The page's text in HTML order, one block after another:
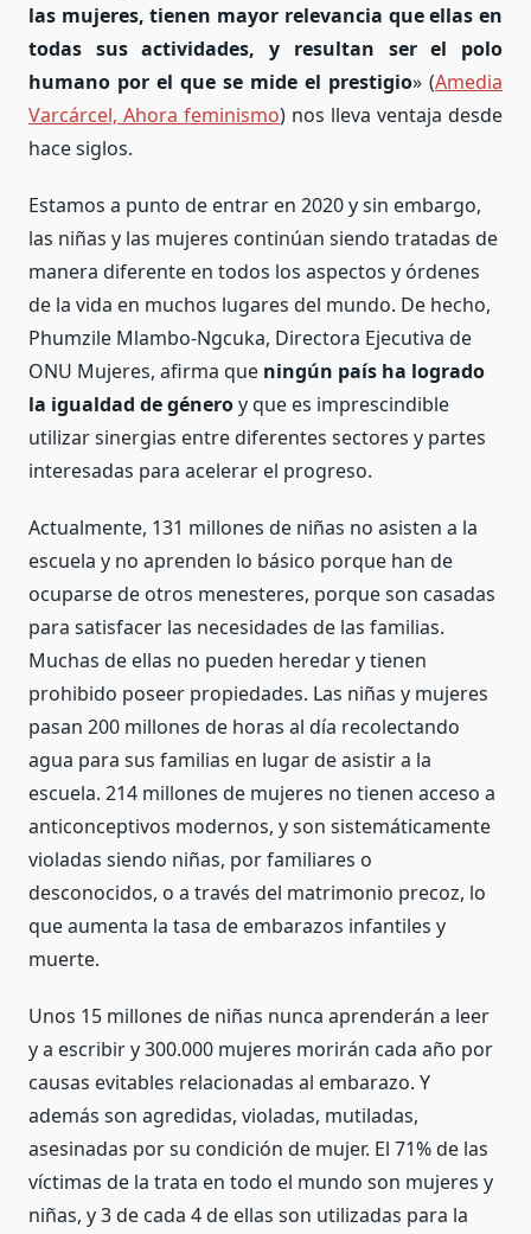
las mujeres, tienen mayor relevancia que ellas en
todas sus actividades, y resultan ser el polo
humano por el que se mide el prestigio» (Amedia
Varcárcel, Ahora feminismo) nos lleva ventaja desde
hace siglos.
Estamos a punto de entrar en 2020 y sin embargo,
las niñas y las mujeres continúan siendo tratadas de
manera diferente en todos los aspectos y órdenes
de la vida en muchos lugares del mundo. De hecho,
Phumzile Mlambo-Ngcuka, Directora Ejecutiva de
ONU Mujeres, afirma que ningún país ha logrado
la igualdad de géneroy que es imprescindible
utilizar sinergias entre diferentes sectores y partes
interesadas para acelerar el progreso.
Actualmente, 131 millones de niñas no asisten a la
escuela y no aprenden lo básico porque han de
ocuparse de otros menesteres, porque son casadas
para satisfacer las necesidades de las familias.
Muchas de ellas no pueden heredar y tienen
prohibido poseer propiedades. Las niñas y mujeres
pasan 200 millones de horas al día recolectando
agua para sus familias en lugar de asistir a la
escuela. 214 millones de mujeres no tienen acceso a
anticonceptivos modernos, y son sistemáticamente
violadas siendo niñas, por familiares o
desconocidos, o a través del matrimonio precoz, lo
que aumenta la tasa de embarazos infantiles y
muerte.
Unos 15 millones de niñas nunca aprenderán a leer
y a escribir y 300.000 mujeres morirán cada año por
causas evitables relacionadas al embarazo. Y
además son agredidas, violadas, mutiladas,
asesinadas por su condición de mujer. El 71% de las
víctimas de la trata en todo el mundo son mujeres y
niñas, y 3 de cada 4 de ellas son utilizadas para la